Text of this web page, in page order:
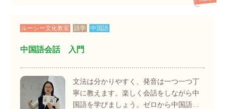
ルーシー文化教室 語学 中国語
中国語会話 入門
文法は分かりやすく、発音は一つ一つ丁
寧に教えます。楽しく会話をしながら中
国語を学びましょう。ゼロから中国語…